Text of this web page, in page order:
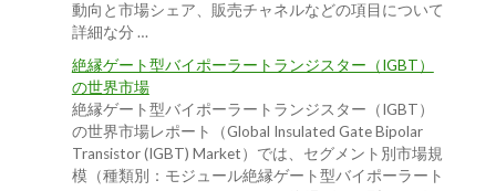
動向と市場シェア、販売チャネルなどの項目について
詳細な分 …
絶縁ゲート型バイポーラートランジスター（IGBT）
の世界市場
絶縁ゲート型バイポーラートランジスター（IGBT）
の世界市場レポート（Global Insulated Gate Bipolar
Transistor (IGBT) Market）では、セグメント別市場規
模（種類別：モジュール絶縁ゲート型バイポーラート